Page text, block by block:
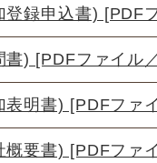
登録申込書) [PDF
書) [PDFファイル
表明書) [PDFファ
概要書) [PDFファ